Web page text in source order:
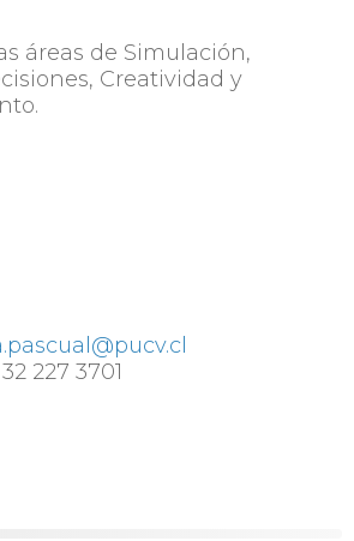
áreas de Simulación,
Creatividad y
227 3701